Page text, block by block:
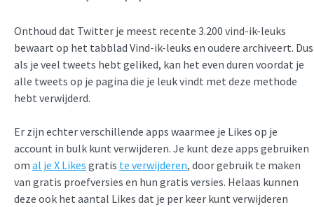
Onthoud dat Twitter je meest recente 3.200 vind-ik-leuks
bewaart op het tabblad Vind-ik-leuks en oudere archiveert. Dus
als je veel tweets hebt geliked, kan het even duren voordat je
alle tweets op je pagina die je leuk vindt met deze methode
hebt verwijderd.
Er zijn echter verschillende apps waarmee je Likes op je
account in bulk kunt verwijderen. Je kunt deze apps gebruiken
om al je X Likes gratis te verwijderen, door gebruik te maken
van gratis proefversies en hun gratis versies. Helaas kunnen
deze ook het aantal Likes dat je per keer kunt verwijderen